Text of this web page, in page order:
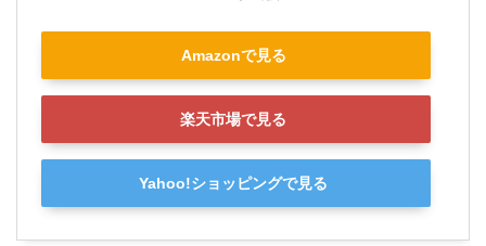
Amazonで見る
楽天市場で見る
Yahoo!ショッピングで見る